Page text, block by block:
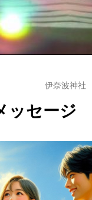
伊奈波神社
ッセージ